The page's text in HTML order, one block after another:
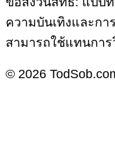
ความบันเทิงและกา
สามารถใช้แทนกา
© 2026